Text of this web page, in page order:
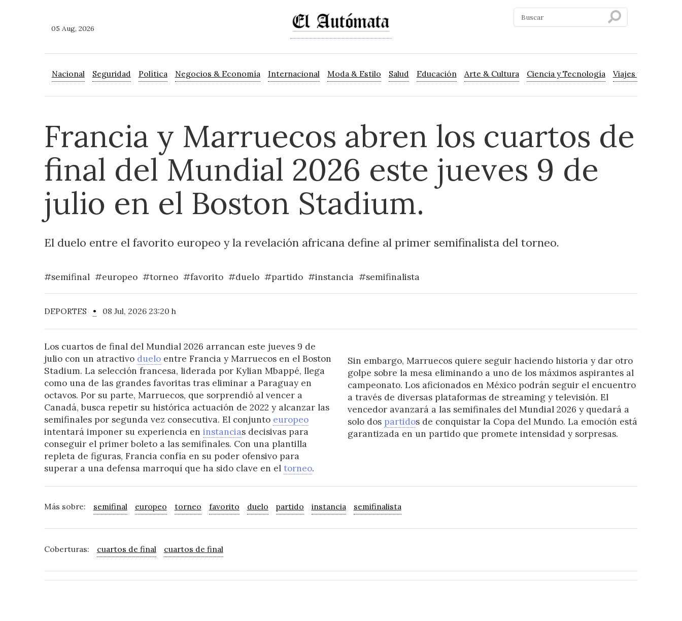
05 Aug, 2026
Nacional Seguridad Política Negocios & Economía Internacional Moda & Estilo Salud Educación Arte & Cultura Ciencia y Tecnología Viajes y Turismo
Francia y Marruecos abren los cuartos de
final del Mundial 2026 este jueves 9 de
julio en el Boston Stadium.
El duelo entre el favorito europeo y la revelación africana define al primer semifinalista del torneo.
#semifinal #europeo #torneo #favorito #duelo #partido #instancia #semifinalista
DEPORTES • 08 Jul, 2026 23:20 h
Los cuartos de final del Mundial 2026 arrancan este jueves 9 de
julio con un atractivo dueloentre Francia y Marruecos en el Boston
Stadium. La selección francesa, liderada por Kylian Mbappé, llega
como una de las grandes favoritas tras eliminar a Paraguay en
octavos. Por su parte, Marruecos, que sorprendió al vencer a
Canadá, busca repetir su histórica actuación de 2022 y alcanzar las
semifinales por segunda vez consecutiva. El conjunto europeo
intentará imponer su experiencia en instancias decisivas para
conseguir el primer boleto a las semifinales. Con una plantilla
repleta de figuras, Francia confía en su poder ofensivo para
superar a una defensa marroquí que ha sido clave en el torneo.
Sin embargo, Marruecos quiere seguir haciendo historia y dar otro
golpe sobre la mesa eliminando a uno de los máximos aspirantes al
campeonato. Los aficionados en México podrán seguir el encuentro
a través de diversas plataformas de streaming y televisión. El
vencedor avanzará a las semifinales del Mundial 2026 y quedará a
solo dos partidos de conquistar la Copa del Mundo. La emoción está
garantizada en un partido que promete intensidad y sorpresas.
Más sobre: semifinal europeo torneo favorito duelo partido instancia semifinalista
Coberturas: cuartos de final cuartos de final